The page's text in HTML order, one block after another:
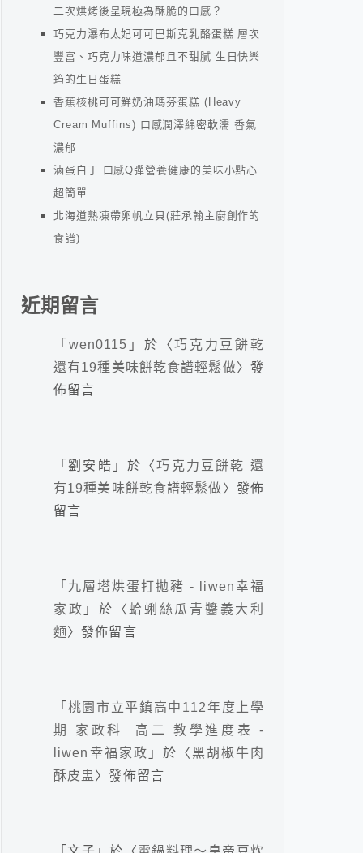
二次烘烤後呈現極為酥脆的口感？
巧克力瀑布太妃可可巴斯克乳酪蛋糕 層次
豐富、巧克力味道濃郁且不甜膩 生日快樂
筠的生日蛋糕
香蕉核桃可可鮮奶油瑪芬蛋糕 (Heavy
Cream Muffins) 口感潤澤綿密軟濡 香氣
濃郁
滷蛋白丁 口感Q彈營養健康的美味小點心
超簡單
北海道熟凍帶卵帆立貝(莊承翰主廚創作的
食譜)
近期留言
「 wen0115 」於〈巧克力豆餅乾
還有19種美味餅乾食譜輕鬆做〉發
佈留言
「劉安皓 」於〈巧克力豆餅乾 還
有19種美味餅乾食譜輕鬆做〉發佈
留言
「 九層塔烘蛋打拋豬 - liwen幸福
家政 」於〈 蛤蜊絲瓜青醬義大利
麵〉發佈留言
「 桃園市立平鎮高中112年度上學
期 家政科 高二 教學進度表 -
liwen幸福家政 」於〈 黑胡椒牛肉
酥皮盅 〉發佈留言